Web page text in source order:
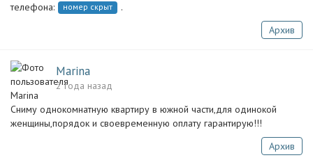
телефона:
номер скрыт
.
Архив
Marina
2 года назад
Сниму однокомнатную квартиру в южной части,для одинокой
женщины,порядок и своевременную оплату гарантирую!!!
Архив